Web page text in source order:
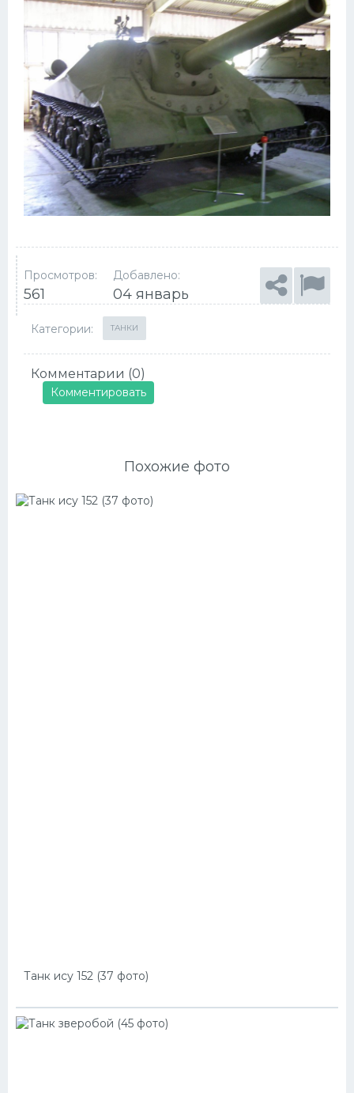
Просмотров:
561
Добавлено:
04 январь
Категории: ТАНКИ
Комментарии (0)
Комментировать
Похожие фото
Танк ису 152 (37 фото)